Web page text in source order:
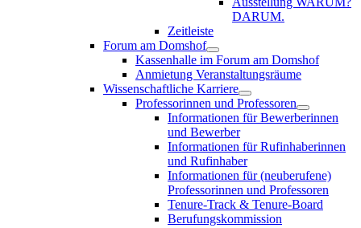
DARUM.
Zeitleiste
Forum am Domshof
Kassenhalle im Forum am Domshof
Anmietung Veranstaltungsräume
Wissenschaftliche Karriere
Professorinnen und Professoren
Informationen für Bewerberinnen
und Bewerber
Informationen für Rufinhaberinnen
und Rufinhaber
Informationen für (neuberufene)
Professorinnen und Professoren
Tenure-Track & Tenure-Board
Berufungskommission